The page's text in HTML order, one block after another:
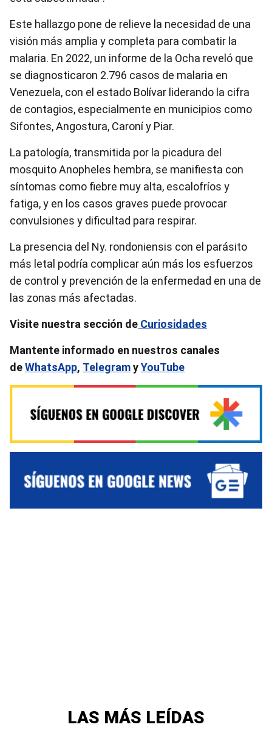
Este hallazgo pone de relieve la necesidad de una
visión más amplia y completa para combatir la
malaria. En 2022, un informe de la Ocha reveló que
se diagnosticaron 2.796 casos de malaria en
Venezuela, con el estado Bolívar liderando la cifra
de contagios, especialmente en municipios como
Sifontes, Angostura, Caroní y Piar.
La patología, transmitida por la picadura del
mosquito Anopheles hembra, se manifiesta con
síntomas como fiebre muy alta, escalofríos y
fatiga, y en los casos graves puede provocar
convulsiones y dificultad para respirar.
La presencia del Ny. rondoniensis con el parásito
más letal podría complicar aún más los esfuerzos
de control y prevención de la enfermedad en una de
las zonas más afectadas.
Visite nuestra sección de Curiosidades
Mantente informado en nuestros canales
deWhatsApp, TelegramyYouTube
LAS MÁS LEÍDAS